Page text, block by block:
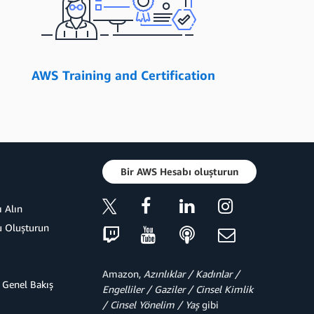
AWS Training and Certification
Alın
Oluşturun
Bakış
Bir AWS Hesabı oluşturun
Amazon, Azınlıklar / Kadınlar /
Engelliler / Gaziler / Cinsel Kimlik
/ Cinsel Yönelim / Yaşgibi